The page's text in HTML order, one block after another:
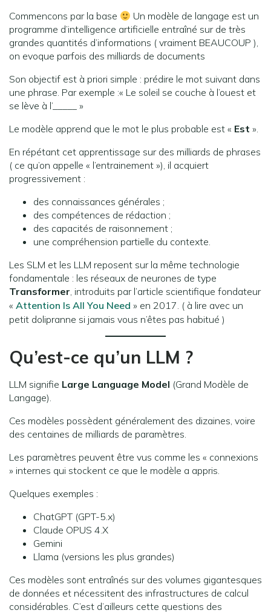
Commencons par la base
Un modèle de langage est un
programme d’intelligence artificielle entraîné sur de très
grandes quantités d’informations ( vraiment BEAUCOUP ),
on evoque parfois des milliards de documents
Son objectif est à priori simple : prédire le mot suivant dans
une phrase. Par exemple :« Le soleil se couche à l’ouest et
se lève à l’_____ »
Le modèle apprend que le mot le plus probable est « Est ».
En répétant cet apprentissage sur des milliards de phrases
( ce qu’on appelle « l’entrainement »), il acquiert
progressivement :
des connaissances générales ;
des compétences de rédaction ;
des capacités de raisonnement ;
une compréhension partielle du contexte.
Les SLM et les LLM reposent sur la même technologie
fondamentale : les réseaux de neurones de type
Transformer, introduits par l’article scientifique fondateur
« Attention Is All You Need » en 2017. ( à lire avec un
petit dolipranne si jamais vous n’êtes pas habitué )
Qu’est-ce qu’un LLM ?
LLM signifie Large Language Model (Grand Modèle de
Langage).
Ces modèles possèdent généralement des dizaines, voire
des centaines de milliards de paramètres.
Les paramètres peuvent être vus comme les « connexions
» internes qui stockent ce que le modèle a appris.
Quelques exemples :
ChatGPT (GPT-5.x)
Claude OPUS 4.X
Gemini
Llama (versions les plus grandes)
Ces modèles sont entraînés sur des volumes gigantesques
de données et nécessitent des infrastructures de calcul
considérables. C’est d’ailleurs cette questions des